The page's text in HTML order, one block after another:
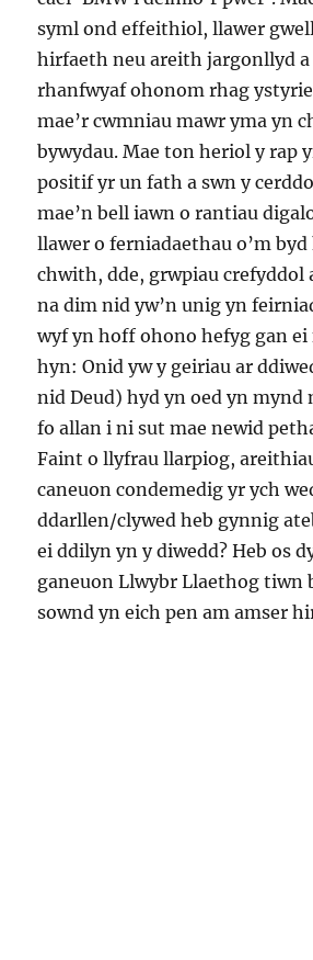
syml ond effeithiol, llawer
hirfaeth neu areith jargonllyd a
rhanfwyaf ohonom rhag
mae’r cwmniau mawr yma yn
bywydau. Mae ton heriol y rap
positif yr un fath a swn y
mae’n bell iawn o rantiau
llawer o ferniadaethau o’m
chwith, dde, grwpiau crefyddol
na dim nid yw’n unig yn
wyf yn hoff ohono hefyg gan ei
hyn: Onid yw y geiriau ar
nid Deud) hyd yn oed yn mynd
fo allan i ni sut mae newid
Faint o llyfrau llarpiog,
caneuon condemedig yr ych
ddarllen/clywed heb gynnig
ei ddilyn yn y diwedd? Heb os
ganeuon Llwybr Llaethog tiwn
sownd yn eich pen am amser